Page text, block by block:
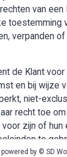
van een
toestemming
verpanden
de Klant
en bij wijze
niet-
recht toe
zijn of hun
te
powered by © SD